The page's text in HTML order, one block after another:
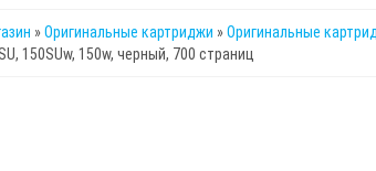
»Оригинальные картриджи »Оригинальные
150SUw, 150w, черный, 700 страниц